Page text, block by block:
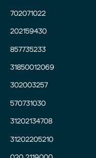
702071022
202159430
857735233
31850012069
302003257
570731030
31202134708
31202205210